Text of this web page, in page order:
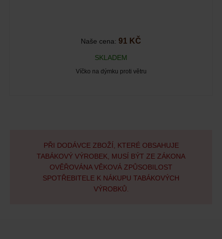
Naše cena: 91 KČ
SKLADEM
Víčko na dýmku proti větru
PŘI DODÁVCE ZBOŽÍ, KTERÉ OBSAHUJE
TABÁKOVÝ VÝROBEK, MUSÍ BÝT ZE ZÁKONA
OVĚŘOVÁNA VĚKOVÁ ZPŮSOBILOST
SPOTŘEBITELE K NÁKUPU TABÁKOVÝCH
VÝROBKŮ.